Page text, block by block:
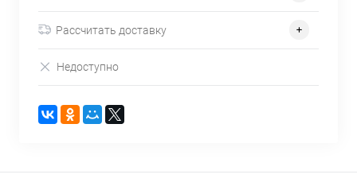
Рассчитать доставку
Недоступно